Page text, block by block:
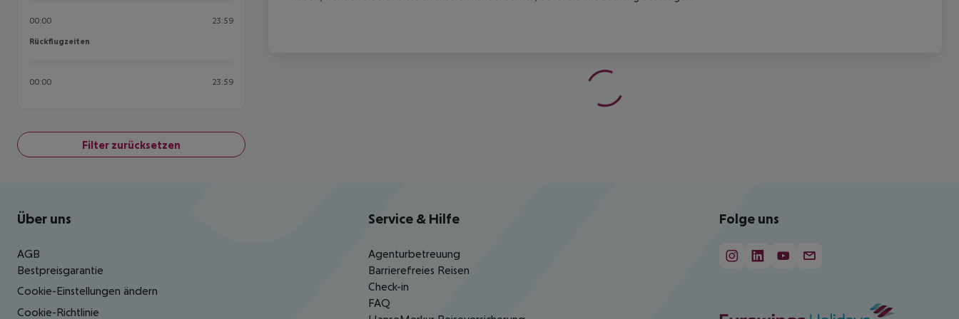
00:00 23:59
Rückflugzeiten
Rückflugzeiten
00:00 23:59
Filter zurücksetzen
Footer navigation
Über uns
AGB
Bestpreisgarantie
Cookie-Einstellungen ändern
Cookie-Richtlinie
Service & Hilfe
Agenturbetreuung
Barrierefreies Reisen
Check-in
FAQ
Folge uns